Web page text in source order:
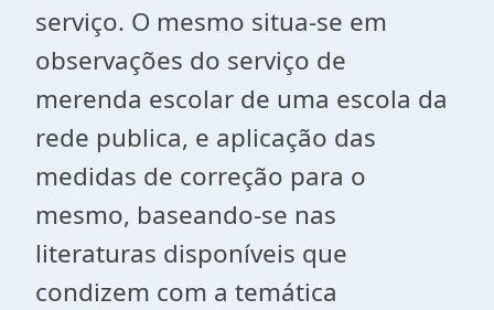
serviço. O mesmo situa-se em
observações do serviço de
merenda escolar de uma escola da
rede publica, e aplicação das
medidas de correção para o
mesmo, baseando-se nas
literaturas disponíveis que
condizem com a temática